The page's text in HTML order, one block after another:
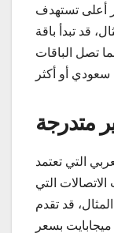
أعلى تستهدف
قد تبدأ باقة
بينما تصل الباقات
متدرجة
التي تعتمد
التي
قد تقدم
شركة اتصالات باقات تبدأ من 100 ميجابايت بسعر